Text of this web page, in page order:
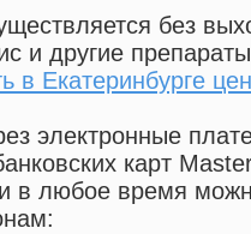
без
и другие
в Екатеринбурге
электронные
карт
в любое время